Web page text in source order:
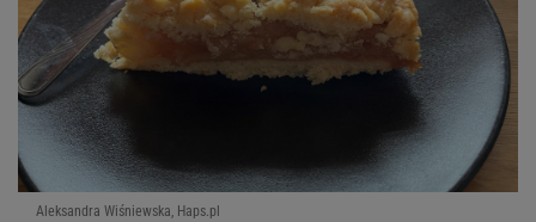
Aleksandra Wiśniewska, Haps.pl